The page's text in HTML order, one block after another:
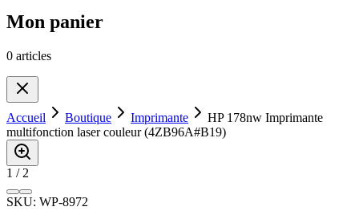
Mon panier
0 articles
Accueil Boutique Imprimante
HP 178nw Imprimante
multifonction laser couleur (4ZB96A#B19)
1 / 2
SKU: WP-8972